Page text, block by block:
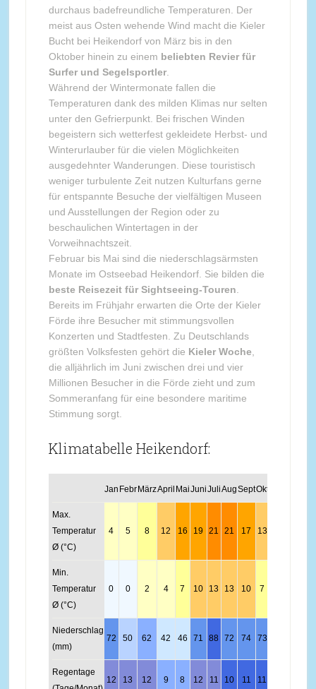
durchaus badefreundliche Temperaturen. Der
meist aus Osten wehende Wind macht die Kieler
Bucht bei Heikendorf von März bis in den
Oktober hinein zu einem beliebten Revier für
Surfer und Segelsportler.
Während der Wintermonate fallen die
Temperaturen dank des milden Klimas nur selten
unter den Gefrierpunkt. Bei frischen Winden
begeistern sich wetterfest gekleidete Herbst- und
Winterurlauber für die vielen Möglichkeiten
ausgedehnter Wanderungen. Diese touristisch
weniger turbulente Zeit nutzen Kulturfans gerne
für entspannte Besuche der vielfältigen Museen
und Ausstellungen der Region oder zu
beschaulichen Wintertagen in der
Vorweihnachtszeit.
Februar bis Mai sind die niederschlagsärmsten
Monate im Ostseebad Heikendorf. Sie bilden die
beste Reisezeit für Sightseeing-Touren
Bereits im Frühjahr erwarten die Orte der Kieler
Förde ihre Besucher mit stimmungsvollen
Konzerten und Stadtfesten. Zu Deutschlands
größten Volksfesten gehört die Kieler Woche
die alljährlich im Juni zwischen drei und vier
Millionen Besucher in die Förde zieht und zum
Sommeranfang für eine besondere maritime
Stimmung sorgt.
Klimatabelle Heikendorf:
Jan FebrMärzApril MaiJuniJuliAugSeptOkt
Max.
Temperatur
Ø (°C)
4 5 8 12 16 19 21 21 17 13
Min.
Temperatur
Ø (°C)
0 0 2 4 7 10 13 13 10 7
Niederschlag
(mm)
72 50 62 42 46 71 88 72 74 73
Regentage
12 13 12 9 8 12 11 10 11 11